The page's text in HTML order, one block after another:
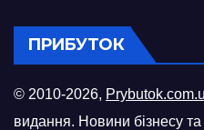
ПРИБУТОК
© 2010-2026,
видання. Новини бізнесу та